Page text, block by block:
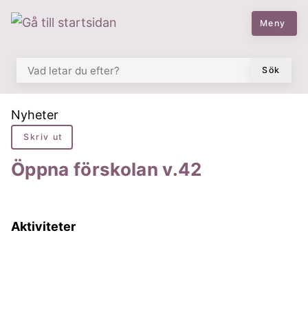
till innehåll
till huvudmeny Meny
Sök
Du är här:
Nyheter
Skriv ut
Öppna förskolan v.42
Aktiviteter